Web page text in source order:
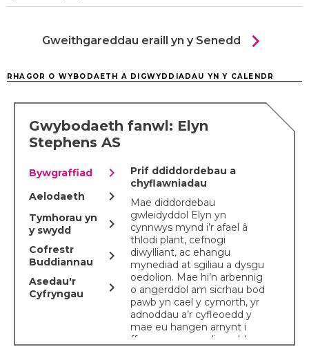
Gweithgareddau eraill yn y Senedd chevron_right
RHAGOR O WYBODAETH A DIGWYDDIADAU YN Y CALENDR
Gwybodaeth fanwl: Elyn
Stephens AS
Bywgraffiad chevron_right
Aelodaeth chevron_right
Tymhorau yn
y swydd
chevron_right
Cofrestr
Buddiannau
chevron_right
Asedau'r
Cyfryngau
chevron_right
Prif ddiddordebau a
chyflawniadau
Mae diddordebau
gwleidyddol Elyn yn
cynnwys mynd i’r afael â
thlodi plant, cefnogi
diwylliant, ac ehangu
mynediad at sgiliau a dysgu
oedolion. Mae hi’n arbennig
o angerddol am sicrhau bod
pawb yn cael y cymorth, yr
adnoddau a’r cyfleoedd y
mae eu hangen arnynt i
ffynnu, yn enwedig pobl